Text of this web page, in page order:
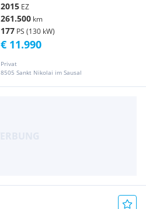
2015 EZ
261.500 km
177 PS (130 kW)
Privat
8505 Sankt Nikolai im Sausal
€ 11.990